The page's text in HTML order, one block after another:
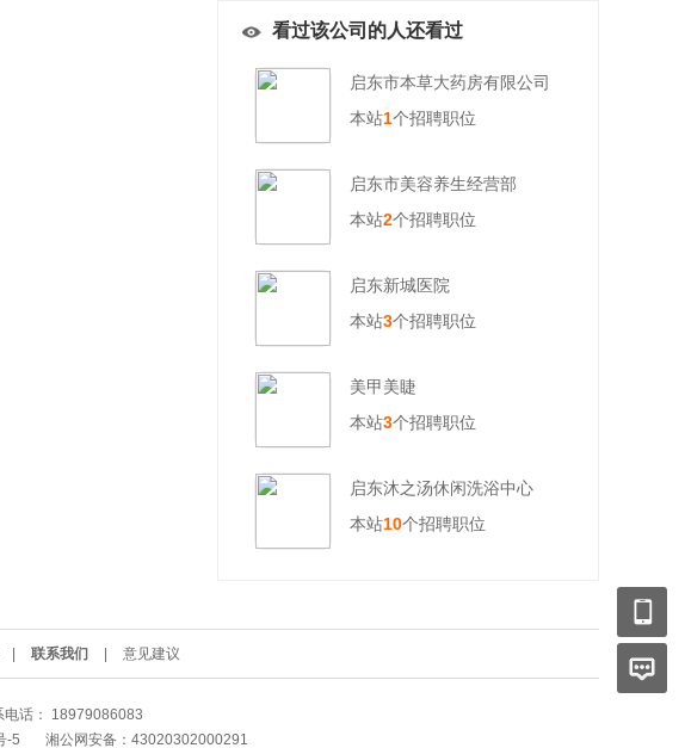
看过该公司的人还看过
启东市本草大药房有限公司
本站1个招聘职位
启东市美容养生经营部
本站2个招聘职位
启东新城医院
本站3个招聘职位
美甲美睫
本站3个招聘职位
启东沐之汤休闲洗浴中心
本站10个招聘职位
联系我们 意见建议
电话： 18979086083
-5 湘公网安备：43020302000291